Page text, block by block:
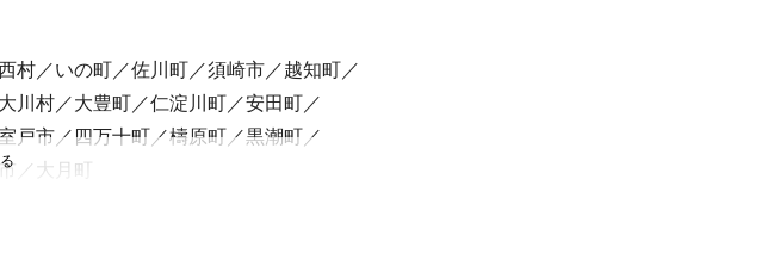
村 いの町 佐川町 須崎市
越知町
大川村 大豊町 仁淀川町
安田町
戸市 四万十町 檮原町
黒潮町
大月町